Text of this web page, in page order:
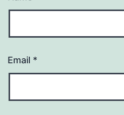
Email *